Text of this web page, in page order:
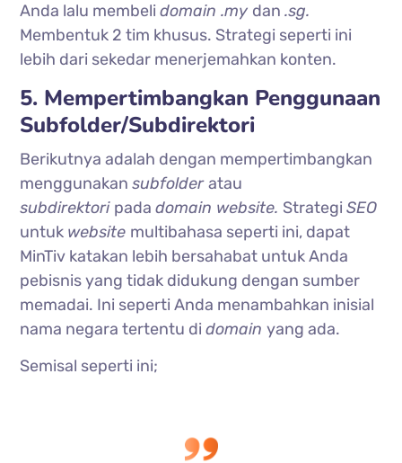
Anda lalu membelidomain .my dan.sg.
Membentuk 2 tim khusus. Strategi seperti ini
lebih dari sekedar menerjemahkan konten.
5. Mempertimbangkan Penggunaan
Subfolder/Subdirektori
Berikutnya adalah dengan mempertimbangkan
menggunakansubfolderatau
subdirektori padadomain website. StrategiSEO
untuk website multibahasa seperti ini, dapat
MinTiv katakan lebih bersahabat untuk Anda
pebisnis yang tidak didukung dengan sumber
memadai. Ini seperti Anda menambahkan inisial
nama negara tertentu didomainyang ada.
Semisal seperti ini;